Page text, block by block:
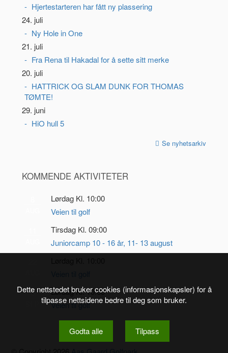
Hjertestarteren har fått ny plassering
24. juli
Ny Hole in One
21. juli
Fra Rena til Hakadal for å sette sitt merke
20. juli
HATTRICK OG SLAM DUNK FOR THOMAS
TØMTE!
29. juni
HiO hull 5
Se nyhetsarkiv
KOMMENDE AKTIVITETER
Lørdag Kl. 10:00
Veien til golf
Tirsdag Kl. 09:00
Juniorcamp 10 - 16 år, 11- 13 august
5
Lørdag Kl. 10:00
Veien til golf
Dette nettstedet bruker cookies (informasjonskapsler) for å
tilpasse nettsidene bedre til deg som bruker.
Godta alle Tilpass